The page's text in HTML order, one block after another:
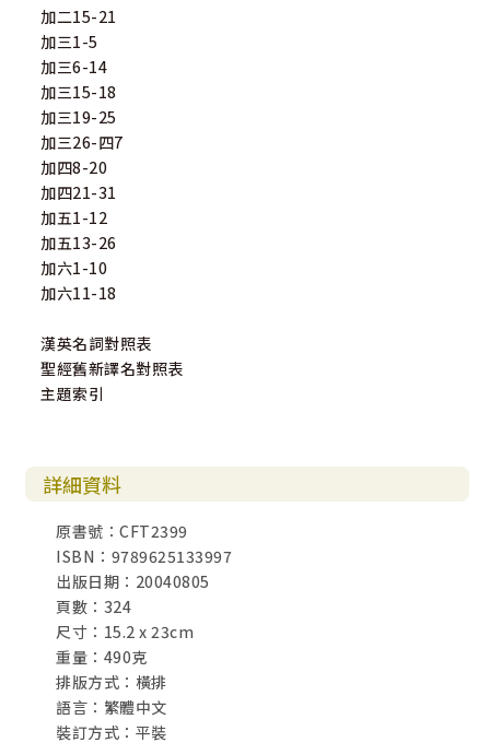
加二15-21
加三1-5
加三6-14
加三15-18
加三19-25
加三26-四7
加四8-20
加四21-31
加五1-12
加五13-26
加六1-10
加六11-18
漢英名詞對照表
聖經舊新譯名對照表
主題索引
詳細資料
原書號：CFT2399
ISBN：9789625133997
出版日期：20040805
頁數：324
尺寸：15.2 x 23cm
重量：490克
排版方式：橫排
語言：繁體中文
裝訂方式：平裝